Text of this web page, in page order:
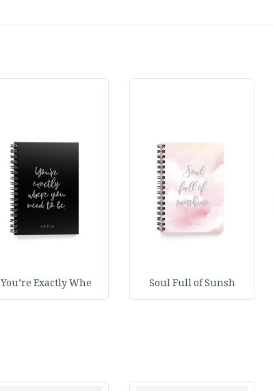
Soul Full of Sunsh
You’re Exactly Whe